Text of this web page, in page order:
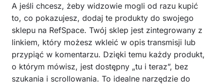
A jeśli chcesz, żeby widzowie mogli od razu kupić
to, co pokazujesz, dodaj te produkty do swojego
sklepu na RefSpace. Twój sklep jest zintegrowany z
linkiem, który możesz wkleić w opis transmisji lub
przypiąć w komentarzu. Dzięki temu każdy produkt,
o którym mówisz, jest dostępny „tu i teraz”, bez
szukania i scrollowania. To idealne narzędzie do